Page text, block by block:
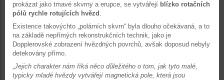
prokázat jako tmavé skvrny a erupce, se vytvářejí blízko rotačních
pólů rychle rotujících hvězd .
Existence takovýchto „polárních skvrn“ byla dlouho očekávaná, a to
na základě nepřímých rekonstrukčních technik, jako je
Dopplerovské zobrazení hvězdných povrchů, avšak doposud nebyly
detekovány přímo.
„Jejich charakter nám říká něco důležitého o tom, jak tyto malé,
typicky mladé hvězdy vytvářejí magnetická pole, která jsou